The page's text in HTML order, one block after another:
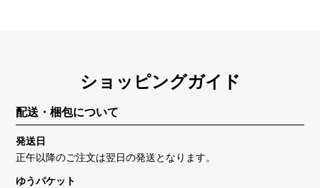
ショッピングガイド
配送・梱包について
発送日
正午以降のご注文は翌日の発送となります。
ゆうパケット